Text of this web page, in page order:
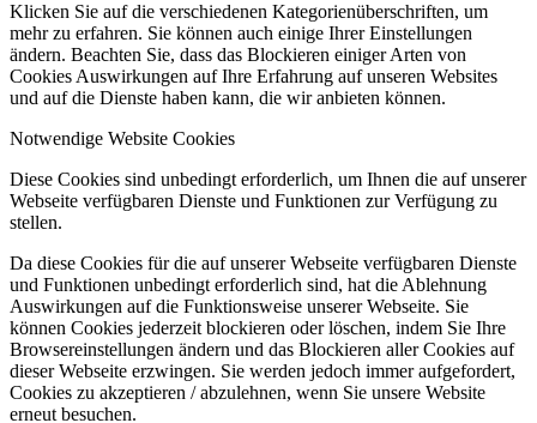
Klicken Sie auf die verschiedenen Kategorienüberschriften, um
mehr zu erfahren. Sie können auch einige Ihrer Einstellungen
ändern. Beachten Sie, dass das Blockieren einiger Arten von
Cookies Auswirkungen auf Ihre Erfahrung auf unseren Websites
und auf die Dienste haben kann, die wir anbieten können.
Notwendige Website Cookies
Diese Cookies sind unbedingt erforderlich, um Ihnen die auf unserer
Webseite verfügbaren Dienste und Funktionen zur Verfügung zu
stellen.
Da diese Cookies für die auf unserer Webseite verfügbaren Dienste
und Funktionen unbedingt erforderlich sind, hat die Ablehnung
Auswirkungen auf die Funktionsweise unserer Webseite. Sie
können Cookies jederzeit blockieren oder löschen, indem Sie Ihre
Browsereinstellungen ändern und das Blockieren aller Cookies auf
dieser Webseite erzwingen. Sie werden jedoch immer aufgefordert,
Cookies zu akzeptieren / abzulehnen, wenn Sie unsere Website
erneut besuchen.